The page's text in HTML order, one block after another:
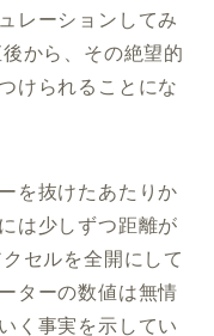
レーションしてみ
から、その絶望的
けられることにな
を抜けたあたりか
は少しずつ距離が
セルを全開にして
ターの数値は無情
く事実を示してい